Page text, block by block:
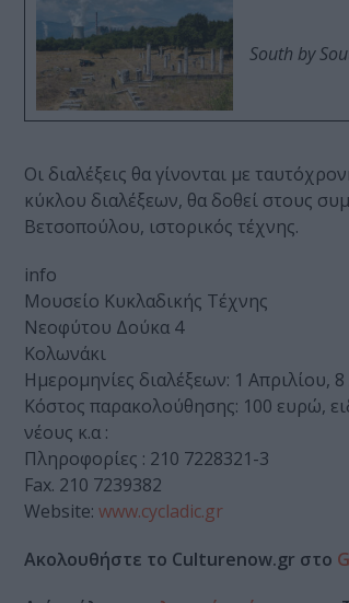
South by
Οι διαλέξεις θα γίνονται με
κύκλου διαλέξεων, θα δοθεί στους
Βετσοπούλου, ιστορικός τέχνης.
info
Μουσείο Κυκλαδικής Τέχνης
Νεοφύτου Δούκα 4
Κολωνάκι
Ημερομηνίες διαλέξεων: 1 Απριλίου,
Κόστος παρακολούθησης: 100 ευρώ,
νέους κ.α :
Πληροφορίες : 210 7228321-3
Fax. 210 7239382
Website: www.cycladic.gr
Ακολουθήστε το Culturenow.gr στο